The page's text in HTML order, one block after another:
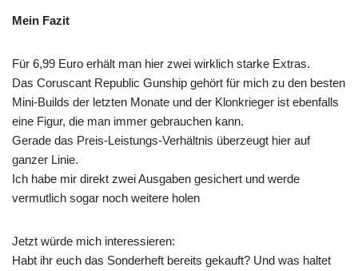
Mein Fazit
Für 6,99 Euro erhält man hier zwei wirklich starke Extras.
Das Coruscant Republic Gunship gehört für mich zu den besten
Mini-Builds der letzten Monate und der Klonkrieger ist ebenfalls
eine Figur, die man immer gebrauchen kann.
Gerade das Preis-Leistungs-Verhältnis überzeugt hier auf
ganzer Linie.
Ich habe mir direkt zwei Ausgaben gesichert und werde
vermutlich sogar noch weitere holen
Jetzt würde mich interessieren:
Habt ihr euch das Sonderheft bereits gekauft? Und was haltet